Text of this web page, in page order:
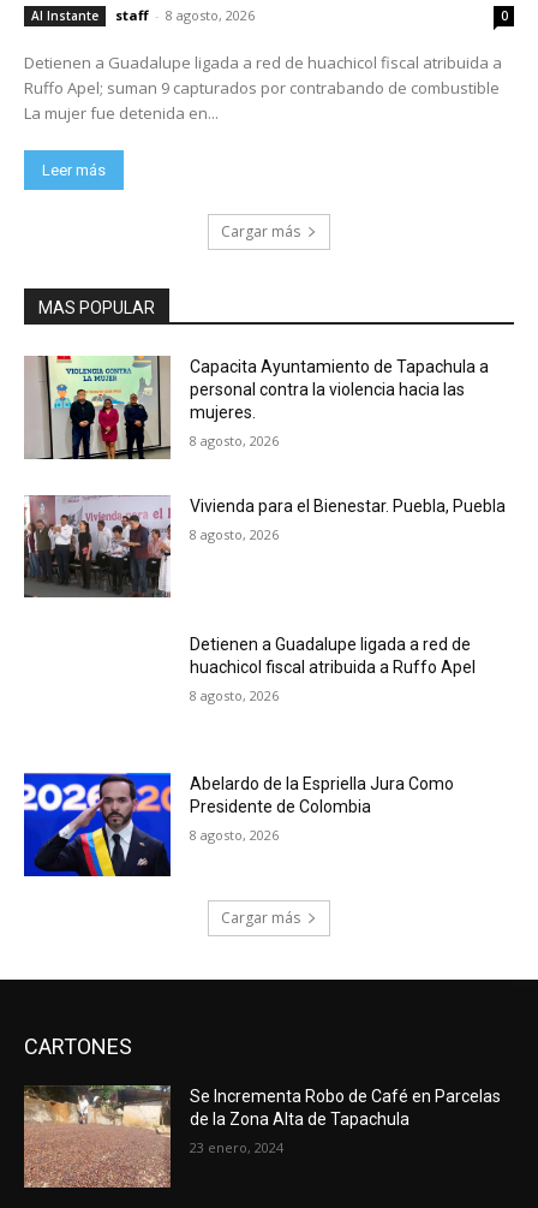
Al Instante staff - 8 agosto, 2026 0
Detienen a Guadalupe ligada a red de huachicol fiscal atribuida a
Ruffo Apel; suman 9 capturados por contrabando de combustible
La mujer fue detenida en...
Leer más
Cargar más
MAS POPULAR
Capacita Ayuntamiento de Tapachula a
personal contra la violencia hacia las
mujeres.
8 agosto, 2026
Vivienda para el Bienestar. Puebla, Puebla
8 agosto, 2026
Detienen a Guadalupe ligada a red de
huachicol fiscal atribuida a Ruffo Apel
8 agosto, 2026
Abelardo de la Espriella Jura Como
Presidente de Colombia
8 agosto, 2026
Cargar más
CARTONES
Se Incrementa Robo de Café en Parcelas
de la Zona Alta de Tapachula
23 enero, 2024